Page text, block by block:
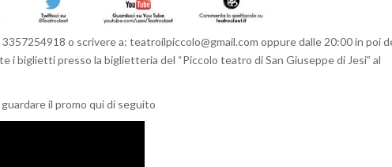
o scrivere a: teatroilpiccolo@gmail.com oppure dalle 20:00 in poi
i biglietti presso la biglietteria del “Piccolo teatro di San Giuseppe di Jesi” al
il promo qui di seguito